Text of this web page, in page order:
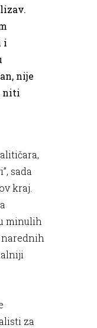
i
nije
niti
sada
kraj.
minulih
narednih
za